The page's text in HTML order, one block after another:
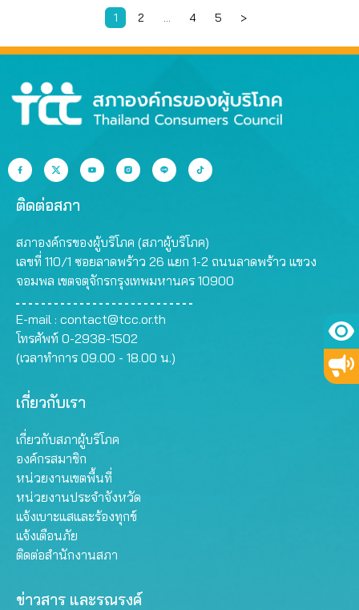
1 2 … 4 5 >
ติดต่อสภา
สภาองค์กรของผู้บริโภค (สภาผู้บริโภค)
เลขที่ 110/1 ซอยลาดพร้าว 26 แยก 1-2 ถนนลาดพร้าว แขวง
จอมพล เขตจตุจักรกรุงเทพมหานคร 10900
E-mail : contact@tcc.or.th
โทรศัพท์ 0-2938-1502
(เวลาทำการ 09.00 - 18.00 น.)
เกี่ยวกับเรา
เกี่ยวกับสภาผู้บริโภค
องค์กรสมาชิก
หน่วยงานเขตพื้นที่
หน่วยงานประจำจังหวัด
แจ้งเบาะแสและร้องทุกข์
แจ้งเตือนภัย
ติดต่อสำนักงานสภา
ข่าวสาร และรณรงค์